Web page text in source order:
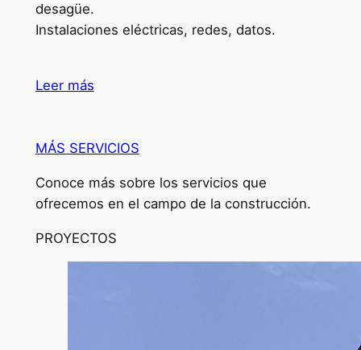
desagüe.
Instalaciones eléctricas, redes, datos.
Leer más
MÁS SERVICIOS
Conoce más sobre los servicios que
ofrecemos en el campo de la construcción.
PROYECTOS